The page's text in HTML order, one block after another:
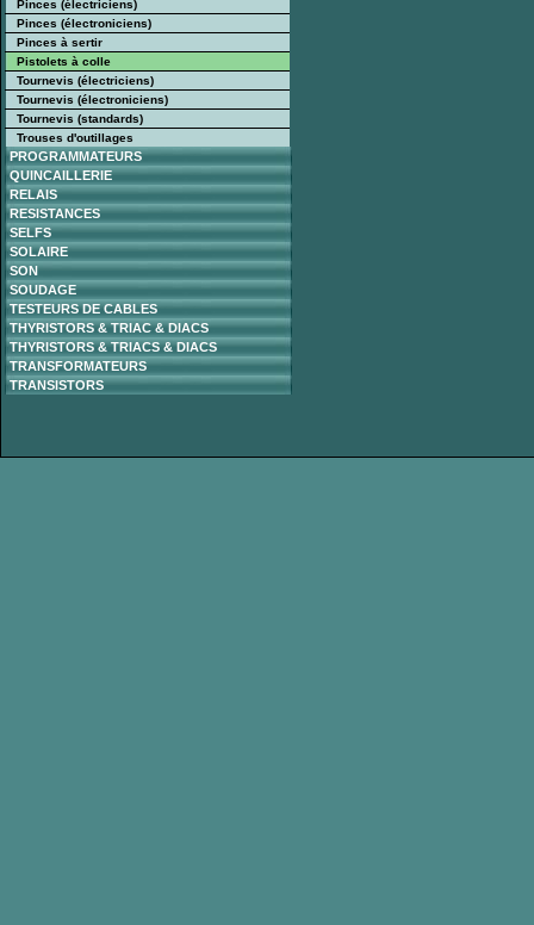
Pinces (électriciens)
Pinces (électroniciens)
Pinces à sertir
Pistolets à colle
Tournevis (électriciens)
Tournevis (électroniciens)
Tournevis (standards)
Trouses d'outillages
PROGRAMMATEURS
QUINCAILLERIE
RELAIS
RESISTANCES
SELFS
SOLAIRE
SON
SOUDAGE
TESTEURS DE CABLES
THYRISTORS & TRIAC & DIACS
THYRISTORS & TRIACS & DIACS
TRANSFORMATEURS
TRANSISTORS